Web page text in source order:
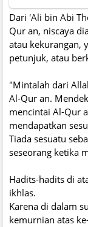
Dari 'Ali bin Abi
Qur an, niscaya
atau kekurangan,
petunjuk, atau
"Mintalah dari
Al-Qur an.
mencintai Al-Qur
mendapatkan
Tiada sesuatu
seseorang ketika
Hadits-hadits di
ikhlas.
Karena di dalam
kemurnian atas